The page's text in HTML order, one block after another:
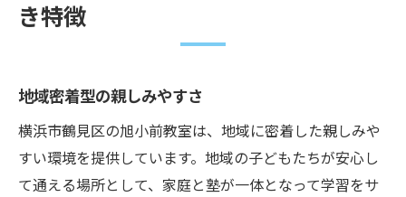
き特徴
地域密着型の親しみやすさ
横浜市鶴見区の旭小前教室は、地域に密着した親しみや
すい環境を提供しています。地域の子どもたちが安心し
て通える場所として、家庭と塾が一体となって学習をサ